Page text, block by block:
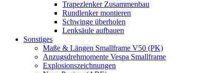
Trapezlenker Zusammenbau
Rundlenker montieren
Schwinge überholen
Lenksäule aufbauen
Sonstiges
Maße & Längen Smallframe V50 (PK)
Anzugsdrehmomente Vespa Smallframe
Explosionszeichnungen